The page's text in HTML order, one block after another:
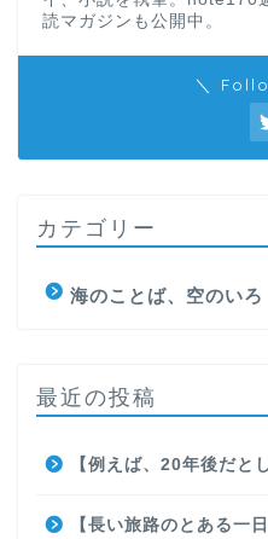
読マガジンも公開中。
＼
カテゴリー
海のことば、空のいろ
最近の投稿
【例えば、20年後だと
【長い旅路のとある一日